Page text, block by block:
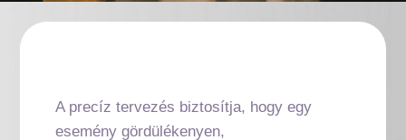
A precíz tervezés biztosítja, hogy egy
esemény gördülékenyen,